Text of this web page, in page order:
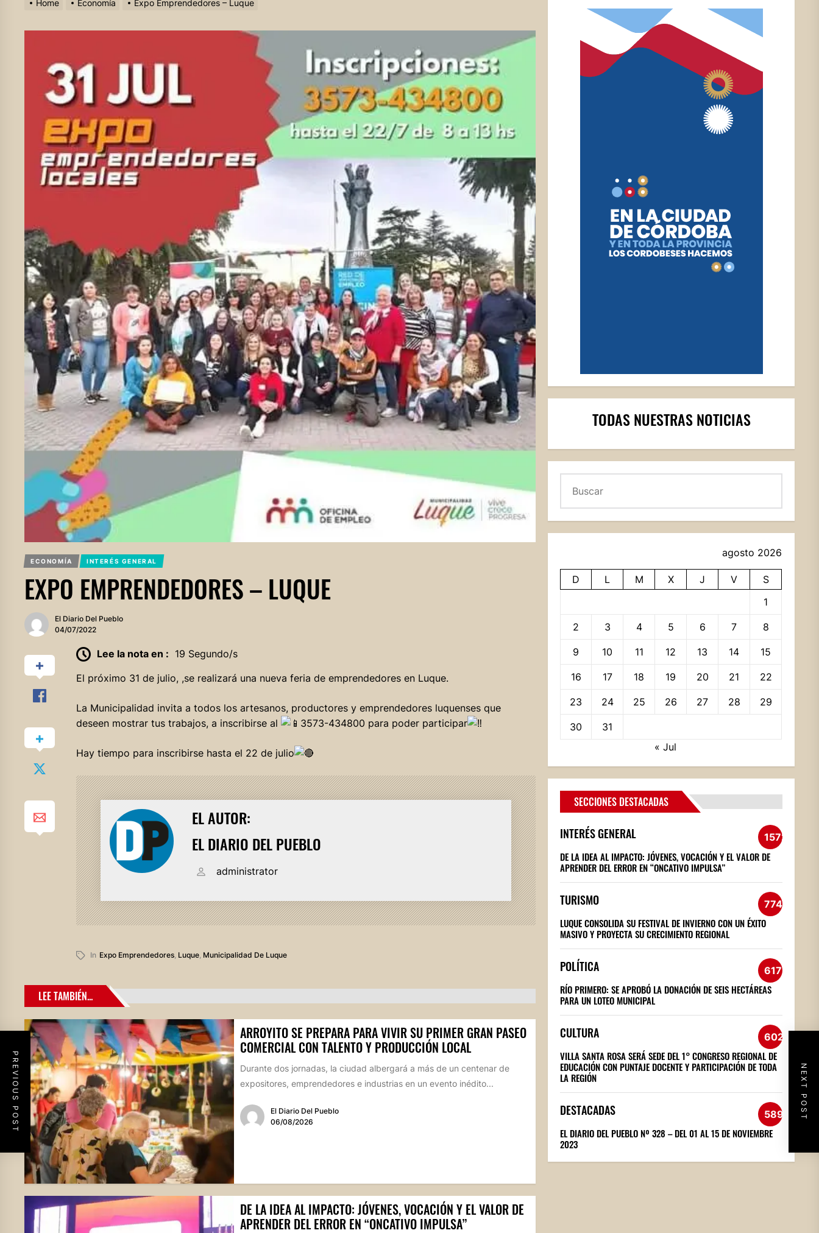
Home Economía Expo Emprendedores – Luque
ECONOMÍA INTERÉS GENERAL
EXPO EMPRENDEDORES – LUQUE
El Diario Del Pueblo
04/07/2022
Lee la nota en : 19 Segundo/s
El próximo 31 de julio, ,se realizará una nueva feria de emprendedores en Luque.
La Municipalidad invita a todos los artesanos, productores y emprendedores luquenses que
deseen mostrar tus trabajos, a inscribirse al
3573-434800 para poder participar
Hay tiempo para inscribirse hasta el 22 de julio
EL AUTOR:
EL DIARIO DEL PUEBLO
administrator
In Expo Emprendedores, Luque, Municipalidad De Luque
PREVIOUS POST NEXT POST
LEE TAMBIÉN...
ARROYITO SE PREPARA PARA VIVIR SU PRIMER GRAN PASEO
COMERCIAL CON TALENTO Y PRODUCCIÓN LOCAL
Durante dos jornadas, la ciudad albergará a más de un centenar de
expositores, emprendedores e industrias en un evento inédito...
El Diario Del Pueblo
06/08/2026
DE LA IDEA AL IMPACTO: JÓVENES, VOCACIÓN Y EL VALOR DE
APRENDER DEL ERROR EN “ONCATIVO IMPULSA”
TODAS NUESTRAS NOTICIAS
agosto 2026
D L M X J V
S
1
2 3 4 5 6 7 8
9 10 11 12 13 14 15
16 17 18 19 20 21 22
23 24 25 26 27 28 29
30
31
« Jul
SECCIONES DESTACADAS
INTERÉS GENERAL 1572
DE LA IDEA AL IMPACTO: JÓVENES, VOCACIÓN Y EL VALOR DE
APRENDER DEL ERROR EN “ONCATIVO IMPULSA”
TURISMO 774
LUQUE CONSOLIDA SU FESTIVAL DE INVIERNO CON UN ÉXITO
MASIVO Y PROYECTA SU CRECIMIENTO REGIONAL
POLÍTICA 617
RÍO PRIMERO: SE APROBÓ LA DONACIÓN DE SEIS HECTÁREAS
PARA UN LOTEO MUNICIPAL
CULTURA 602
VILLA SANTA ROSA SERÁ SEDE DEL 1° CONGRESO REGIONAL DE
EDUCACIÓN CON PUNTAJE DOCENTE Y PARTICIPACIÓN DE TODA
LA REGIÓN
DESTACADAS 589
EL DIARIO DEL PUEBLO Nº 328 – DEL 01 AL 15 DE NOVIEMBRE
2023